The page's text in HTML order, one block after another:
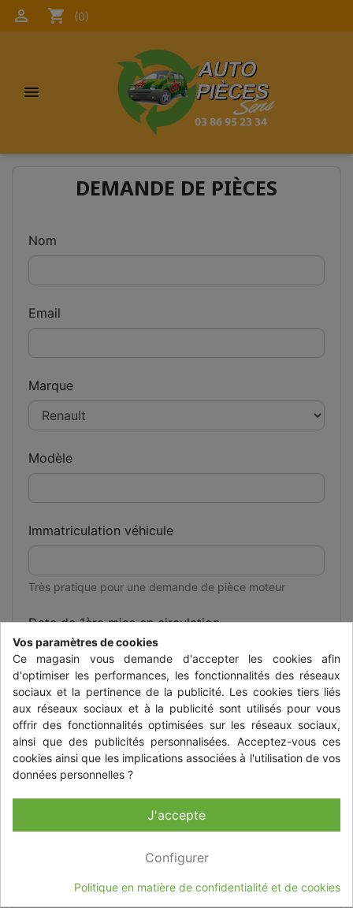
 shopping_cart (0)

DEMANDE DE PIÈCES
Nom
Email
Marque
Modèle
Immatriculation véhicule
Très pratique pour une demande de pièce moteur
Date de 1ère mise en circulation
Voir carte grise du véhicule
Carrosserie
Vos paramètres de cookies
Ce magasin vous demande d'accepter les cookies afin
d'optimiser les performances, les fonctionnalités des réseaux
sociaux et la pertinence de la publicité. Les cookies tiers liés
aux réseaux sociaux et à la publicité sont utilisés pour vous
offrir des fonctionnalités optimisées sur les réseaux sociaux,
ainsi que des publicités personnalisées. Acceptez-vous ces
cookies ainsi que les implications associées à l'utilisation de vos
données personnelles ?
J'accepte
Configurer
Politique en matière de confidentialité et de cookies